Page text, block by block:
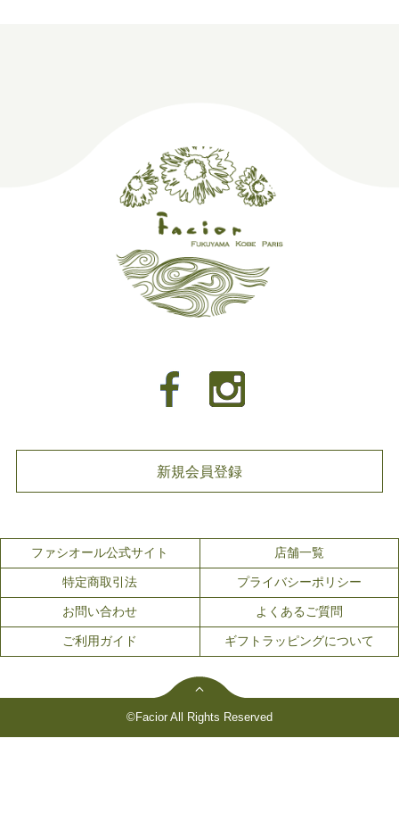
新規会員登録
ファシオール公式サイト 店舗一覧
特定商取引法 プライバシーポリシー
お問い合わせ よくあるご質問
ご利用ガイド ギフトラッピングについて
©Facior All Rights Reserved